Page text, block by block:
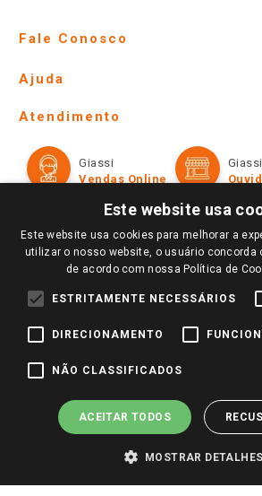
Fale Conosco
Lojas Físicas e Horários
Ofertas
Televendas
Perguntas frequentes
Trabalhe Conosco
Identidade Visual
Ajuda
Formas de Pagamento
Políticas de entrega
Trocas e Devoluções
Atendimento
Giassi
Vendas Online
Giassi
Redes Sociais
Pagamento e Segurança
Este website usa
Este website usa cookies para melhorar a
utilizar o nosso website, o usuário concorda
de acordo com nossa Política de
ESTRITAMENTE NECESSÁRIOS
DIRECIONAMENTO
NÃO CLASSIFICADOS
ACEITAR TODOS
MOSTRAR DETALHES